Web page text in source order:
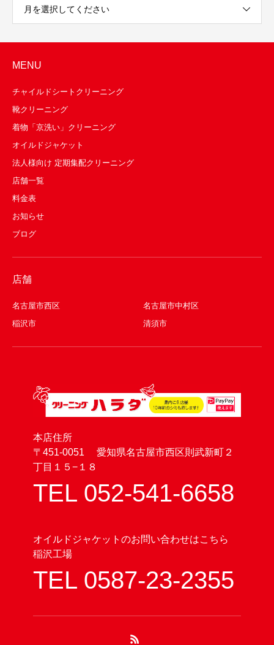
月を選択してください
MENU
チャイルドシートクリーニング
靴クリーニング
着物「京洗い」クリーニング
オイルドジャケット
法人様向け 定期集配クリーニング
店舗一覧
料金表
お知らせ
ブログ
店舗
名古屋市西区
名古屋市中村区
稲沢市
清須市
本店住所
〒451-0051 愛知県名古屋市西区則武新町２
丁目１５−１８
TEL 052-541-6658
オイルドジャケットのお問い合わせはこちら
稲沢工場
TEL 0587-23-2355